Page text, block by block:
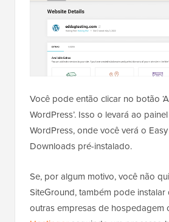
Você pode então clicar no botão
WordPress’. Isso o levará ao
WordPress, onde você verá o
Downloads pré-instalado.
Se, por algum motivo, você não
SiteGround, também pode instalar
outras empresas de hospedagem